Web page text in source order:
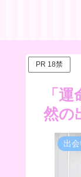
PR 18禁
「
然の
出